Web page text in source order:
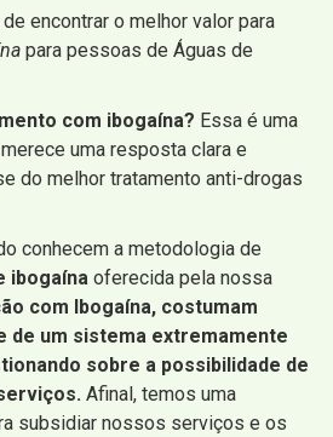
encontrar o melhor valor para
para pessoas de Águas de
com ibogaína? Essa é uma
uma resposta clara e
do melhor tratamento anti-drogas
conhecem a metodologia de
ibogaína oferecida pela nossa
com Ibogaína, costumam
de um sistema extremamente
sobre a possibilidade de
Afinal, temos uma
subsidiar nossos serviços e os